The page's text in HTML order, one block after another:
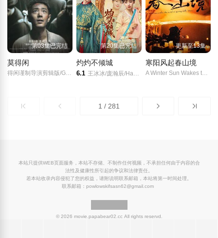
第03集已完结
莫得闲
得闲谨制导演剪辑版/Gezhi Town/
第20集已完结
灼灼不倾城
6.1 王冰冰/庞瀚辰/Hanchen/Pang/林思意/成方旭/朱宏嘉/郭甲醛/奥黛丽厚本/傅迦/
更新至13集
寒阳风起春山境
A Winter Sun Wakes the Wind in Spring Hill/
1 / 281
本站只提供WEB页面服务，本站不存储、不制作任何视频，不承担任何由于内容的合
法性及健康性所引起的争议和法律责任。
若本站收录内容侵犯了您的权益，请附说明联系邮箱，本站将第一时间处理。
联系邮箱：powlowskifsasn62@gmail.com
© 2026 movie.papabear02.cc All rights reservd.